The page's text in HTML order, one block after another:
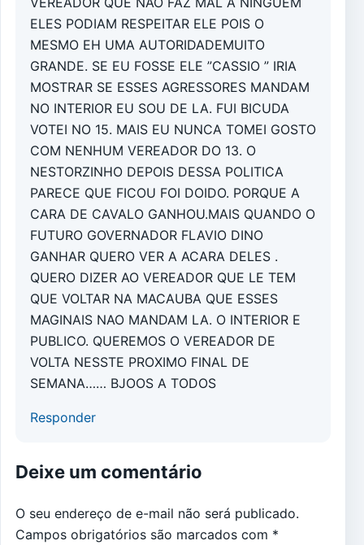
ELES PODIAM RESPEITAR ELE POIS O
MESMO EH UMA AUTORIDADEMUITO
GRANDE. SE EU FOSSE ELE ”CASSIO ” IRIA
MOSTRAR SE ESSES AGRESSORES MANDAM
NO INTERIOR EU SOU DE LA. FUI BICUDA
VOTEI NO 15. MAIS EU NUNCA TOMEI GOSTO
COM NENHUM VEREADOR DO 13. O
NESTORZINHO DEPOIS DESSA POLITICA
PARECE QUE FICOU FOI DOIDO. PORQUE A
CARA DE CAVALO GANHOU.MAIS QUANDO O
FUTURO GOVERNADOR FLAVIO DINO
GANHAR QUERO VER A ACARA DELES .
QUERO DIZER AO VEREADOR QUE LE TEM
QUE VOLTAR NA MACAUBA QUE ESSES
MAGINAIS NAO MANDAM LA. O INTERIOR E
PUBLICO. QUEREMOS O VEREADOR DE
VOLTA NESSTE PROXIMO FINAL DE
SEMANA…… BJOOS A TODOS
Responder
Deixe um comentário
O seu endereço de e-mail não será publicado.
Campos obrigatórios são marcados com *